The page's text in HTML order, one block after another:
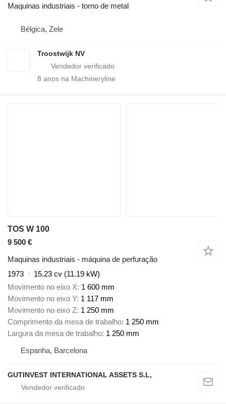
Maquinas industriais - torno de metal
Bélgica, Zele
Troostwijk NV
8 anos na Machineryline
TOS W 100
9 500 €
Maquinas industriais - máquina de perfuração
1973
15.23 cv (11.19 kW)
Movimento no eixo X 1 600 mm
Movimento no eixo Y 1 117 mm
Movimento no eixo Z 1 250 mm
Comprimento da mesa de trabalho 1 250 mm
Largura da mesa de trabalho 1 250 mm
Espanha, Barcelona
GUTINVEST INTERNATIONAL ASSETS S.L,